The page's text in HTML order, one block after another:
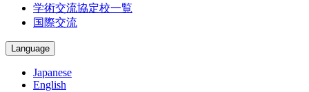
学術交流協定校一覧
国際交流
Language
Japanese
English